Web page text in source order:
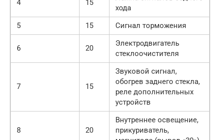
4 15
хода
5
15 Сигнал торможения
6 20
Электродвигатель
стеклоочистителя
7 15
Звуковой сигнал,
обогрев заднего стекла,
реле дополнительных
устройств
8 20
Внутреннее освещение,
прикуриватель,